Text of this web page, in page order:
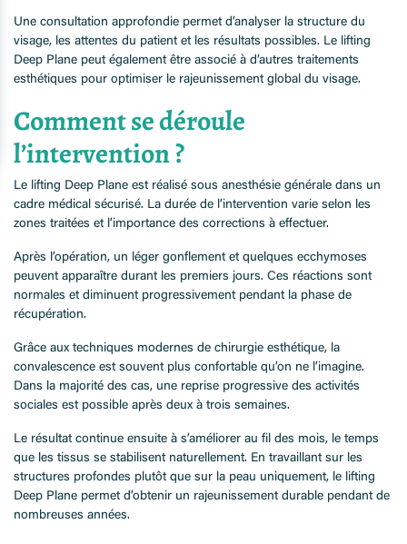
Une consultation approfondie permet d’analyser la structure du
visage, les attentes du patient et les résultats possibles. Le lifting
Deep Plane peut également être associé à d’autres traitements
esthétiques pour optimiser le rajeunissement global du visage.
Comment se déroule
l’intervention ?
Le lifting Deep Plane est réalisé sous anesthésie générale dans un
cadre médical sécurisé. La durée de l’intervention varie selon les
zones traitées et l’importance des corrections à effectuer.
Après l’opération, un léger gonflement et quelques ecchymoses
peuvent apparaître durant les premiers jours. Ces réactions sont
normales et diminuent progressivement pendant la phase de
récupération.
Grâce aux techniques modernes de chirurgie esthétique, la
convalescence est souvent plus confortable qu’on ne l’imagine.
Dans la majorité des cas, une reprise progressive des activités
sociales est possible après deux à trois semaines.
Le résultat continue ensuite à s’améliorer au fil des mois, le temps
que les tissus se stabilisent naturellement. En travaillant sur les
structures profondes plutôt que sur la peau uniquement, le lifting
Deep Plane permet d’obtenir un rajeunissement durable pendant de
nombreuses années.